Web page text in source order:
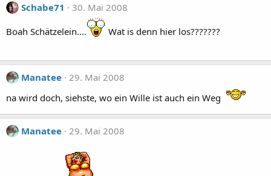
Schabe71
30. Mai 2008
Boah Schätzelein....
Wat is denn hier los???????
Manatee
29. Mai 2008
na wird doch, siehste, wo ein Wille ist auch ein Weg
Manatee 29. Mai 2008